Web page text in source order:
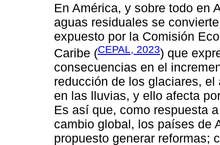
En América, y sobre todo en
aguas residuales se
expuesto por la Comisión
Caribe (CEPAL, 2023) que
consecuencias en el
reducción de los glaciares,
en las lluvias, y ello afecta
Es así que, como respuesta
cambio global, los países de
propuesto generar reformas;